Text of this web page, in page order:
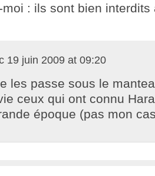
moi : ils sont bien interdits
19 juin 2009 at 09:20
les passe sous le
ceux qui ont connu
époque (pas mon